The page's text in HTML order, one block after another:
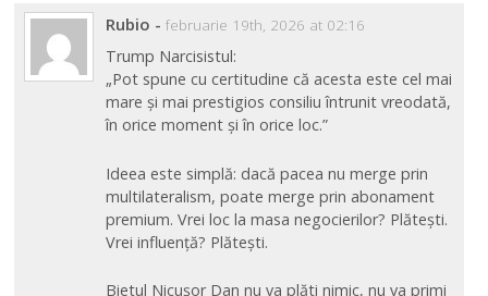
Rubio - februarie 19th, 2026 at 02:16
Trump Narcisistul:
„Pot spune cu certitudine că acesta este cel mai
mare și mai prestigios consiliu întrunit vreodată,
în orice moment și în orice loc.”
Ideea este simplă: dacă pacea nu merge prin
multilateralism, poate merge prin abonament
premium. Vrei loc la masa negocierilor? Plătești.
Vrei influență? Plătești.
Bietul Nicușor Dan nu va plăti nimic, nu va primi